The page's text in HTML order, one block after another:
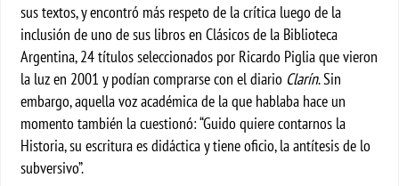
sus textos, y encontró más respeto de la crítica luego de la
inclusión de uno de sus libros en Clásicos de la Biblioteca
Argentina, 24 títulos seleccionados por Ricardo Piglia que vieron
la luz en 2001 y podían comprarse con el diario Clarín. Sin
embargo, aquella voz académica de la que hablaba hace un
momento también la cuestionó: “Guido quiere contarnos la
Historia, su escritura es didáctica y tiene oficio, la antítesis de lo
subversivo”.